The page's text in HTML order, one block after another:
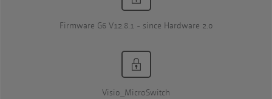
Firmware G6 V12.8.1 - since Hardware 2.0
Visio_MicroSwitch